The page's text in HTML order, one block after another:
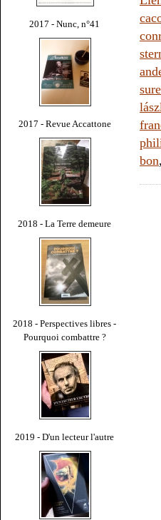
2017 - Nunc, n°41
2017 - Revue Accattone
2018 - La Terre demeure
2018 - Perspectives libres -
Pourquoi combattre ?
2019 - D'un lecteur l'autre
bon,